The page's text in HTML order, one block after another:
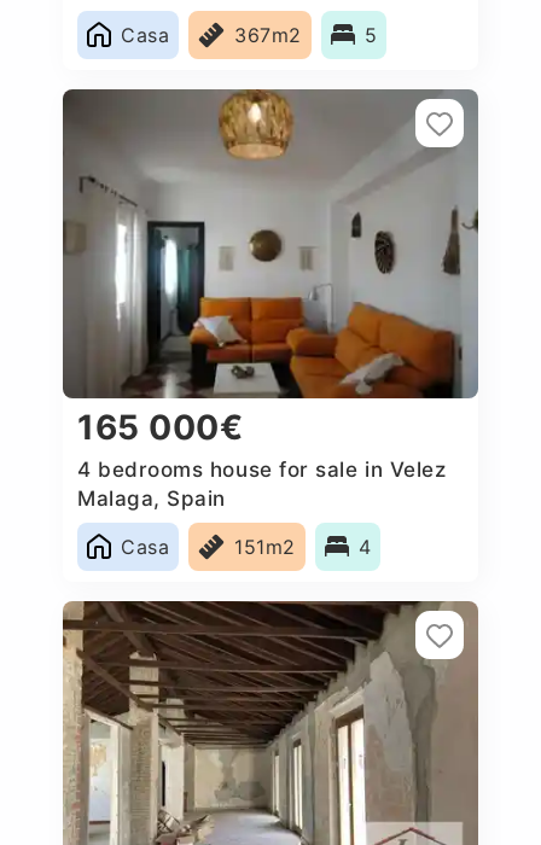
Casa
367m2 5
165 000€
4 bedrooms house for sale in Velez
Malaga, Spain
Casa
151m2 4